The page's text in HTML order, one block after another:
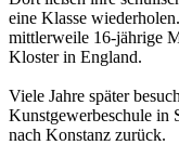
eine Klasse
mittlerweile 16-jährige
Kloster in England.
Viele Jahre später
Kunstgewerbeschule in
nach Konstanz zurück.